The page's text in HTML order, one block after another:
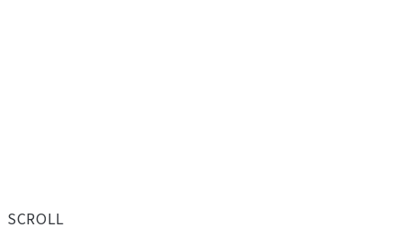
SCROLL